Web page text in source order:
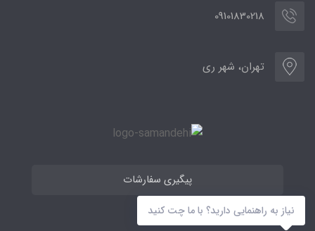
09101830218
تهران، شهر ری
پیگیری سفارشات
نیاز به راهنمایی دارید؟ با ما چت کنید